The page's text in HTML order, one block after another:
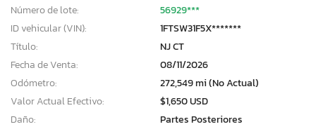
Número de lote:
56929***
ID vehicular (VIN):
1FTSW31F5X*******
Título:
NJ CT
Fecha de Venta:
08/11/2026
Odómetro:
272,549 mi (No Actual)
Valor Actual Efectivo:
$1,650 USD
Daño:
Partes Posteriores